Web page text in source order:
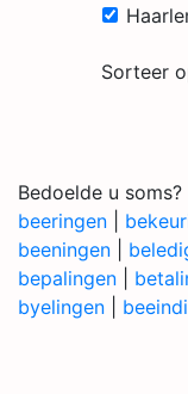
Sorteer
Bedoelde u soms?
beeringen
beeningen
bepalingen
byelingen